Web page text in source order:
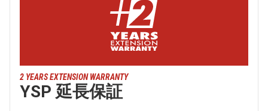
2 YEARS EXTENSION WARRANTY
YSP 延長保証